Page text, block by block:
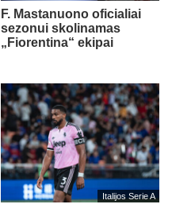
F. Mastanuono oficialiai
sezonui skolinamas
„Fiorentina“ ekipai
Italijos Serie A